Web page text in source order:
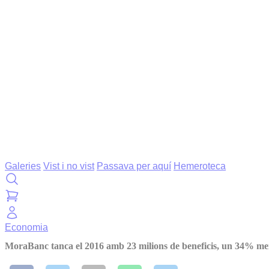
Galeries Vist i no vist Passava per aquí Hemeroteca
Economia
MoraBanc tanca el 2016 amb 23 milions de beneficis, un 34%